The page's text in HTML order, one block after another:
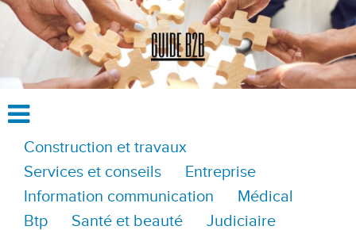
Construction et travaux
Services et conseils
Entreprise
Information communication
Médical
Btp
Santé et beauté
Judiciaire